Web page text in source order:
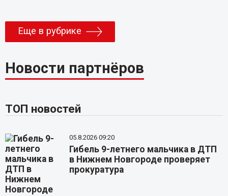
Еще в рубрике
Новости партнёров
ТОП новостей
05.8.2026 09:20
Гибель 9-летнего мальчика в ДТП
в Нижнем Новгороде проверяет
прокуратура